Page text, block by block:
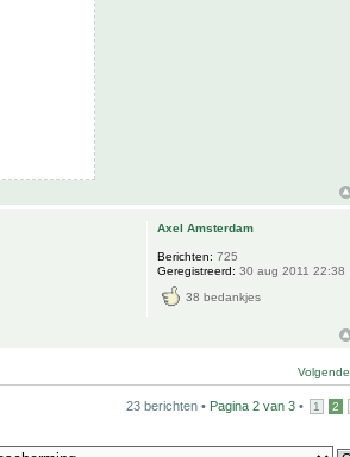
Axel Amsterdam
Berichten: 725
Geregistreerd: 30 aug 2011 22:38
38 bedankjes
Volgende
23 berichten • Pagina 2 van 3 • 1 2